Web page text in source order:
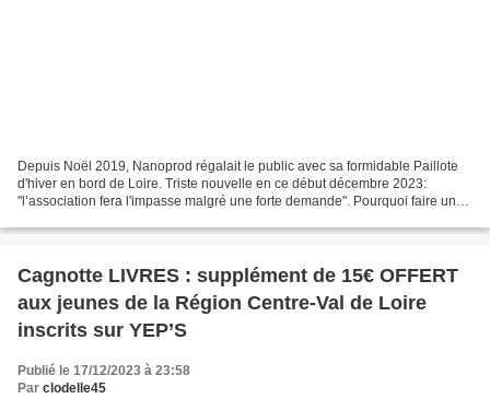
Depuis Noël 2019, Nanoprod régalait le public avec sa formidable Paillote
d'hiver en bord de Loire. Triste nouvelle en ce début décembre 2023:
"l’association fera l'impasse malgré une forte demande". Pourquoi faire une
Cagnotte LIVRES : supplément de 15€ OFFERT
aux jeunes de la Région Centre-Val de Loire
inscrits sur YEP’S
Publié le 17/12/2023 à 23:58
Par clodelle45